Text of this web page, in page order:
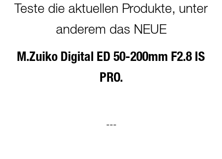
Teste die aktuellen Produkte, unter
anderem das NEUE
M.Zuiko Digital ED 50-200mm F2.8 IS
PRO.
---